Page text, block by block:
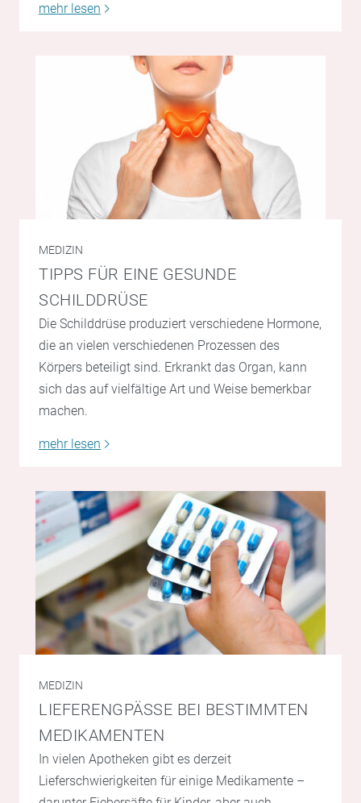
mehr lesen
MEDIZIN
TIPPS FÜR EINE GESUNDE
SCHILDDRÜSE
Die Schilddrüse produziert verschiedene Hormone,
die an vielen verschiedenen Prozessen des
Körpers beteiligt sind. Erkrankt das Organ, kann
sich das auf vielfältige Art und Weise bemerkbar
machen.
mehr lesen
MEDIZIN
LIEFERENGPÄSSE BEI BESTIMMTEN
MEDIKAMENTEN
In vielen Apotheken gibt es derzeit
Lieferschwierigkeiten für einige Medikamente –